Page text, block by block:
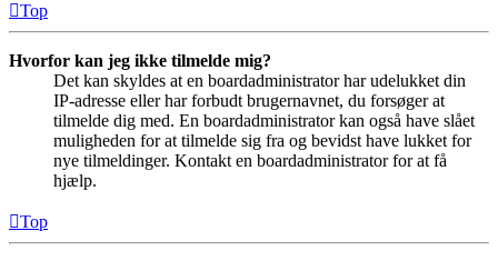
Top
Hvorfor kan jeg ikke tilmelde mig?
Det kan skyldes at en boardadministrator har udelukket din
IP-adresse eller har forbudt brugernavnet, du forsøger at
tilmelde dig med. En boardadministrator kan også have slået
muligheden for at tilmelde sig fra og bevidst have lukket for
nye tilmeldinger. Kontakt en boardadministrator for at få
hjælp.
Top